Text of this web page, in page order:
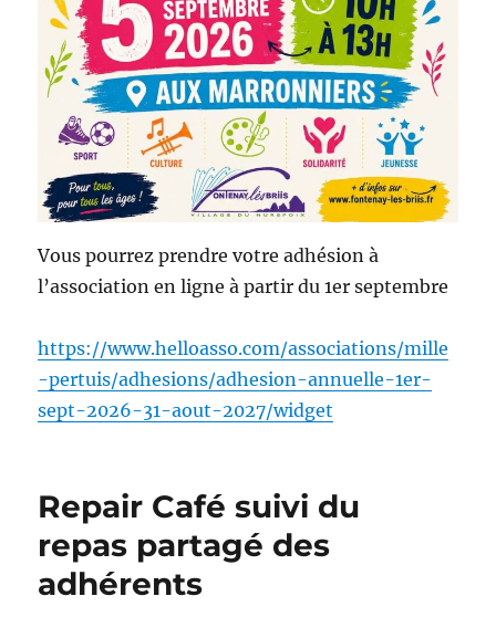
Vous pourrez prendre votre adhésion à
l’association en ligne à partir du 1er septembre
https://www.helloasso.com/associations/mille
-pertuis/adhesions/adhesion-annuelle-1er-
sept-2026-31-aout-2027/widget
Repair Café suivi du
repas partagé des
adhérents